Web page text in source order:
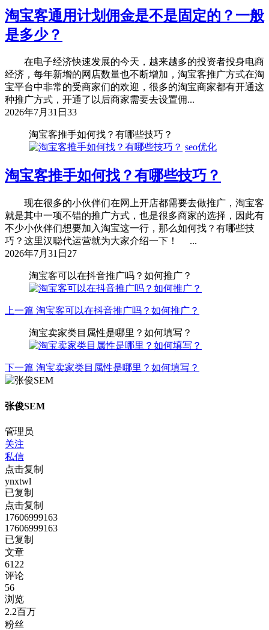
淘宝客通用计划佣金是不是固定的？一般
是多少？
在电子经济快速发展的今天，越来越多的投资者投身电商
经济，每年新增的网店数量也不断增加，淘宝客推广方式在淘
宝平台中非常的受商家们的欢迎，很多的淘宝商家都有开通这
种推广方式，开通了以后商家需要去设置佣...
2026年7月31日 33
淘宝客推手如何找？有哪些技巧？
seo优化
淘宝客推手如何找？有哪些技巧？
现在很多的小伙伴们在网上开店都需要去做推广，淘宝客
就是其中一项不错的推广方式，也是很多商家的选择，因此有
不少小伙伴们想要加入淘宝这一行，那么如何找？有哪些技
巧？这里汉聪代运营就为大家介绍一下！ ...
2026年7月31日 27
淘宝客可以在抖音推广吗？如何推广？
上一篇 淘宝客可以在抖音推广吗？如何推广？
淘宝卖家类目属性是哪里？如何填写？
下一篇 淘宝卖家类目属性是哪里？如何填写？
张俊SEM
管理员
关注
私信
点击复制
ynxtwl
已复制
点击复制
17606999163
17606999163
已复制
文章
6122
评论
56
浏览
2.2百万
粉丝